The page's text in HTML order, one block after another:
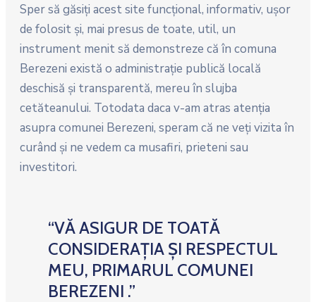
Sper să găsiţi acest site funcţional, informativ, uşor
de folosit şi, mai presus de toate, util, un
instrument menit să demonstreze că în comuna
Berezeni există o administraţie publică locală
deschisă şi transparentă, mereu în slujba
cetăteanului. Totodata daca v-am atras atenţia
asupra comunei Berezeni, speram că ne veţi vizita în
curând şi ne vedem ca musafiri, prieteni sau
investitori.
“VĂ ASIGUR DE TOATĂ
CONSIDERAȚIA ȘI RESPECTUL
MEU, PRIMARUL COMUNEI
BEREZENI .”